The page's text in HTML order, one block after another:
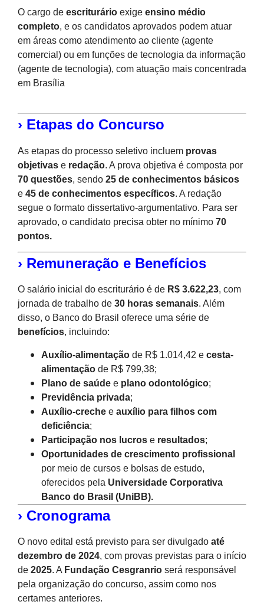
O cargo de escriturário exige ensino médio
completo, e os candidatos aprovados podem atuar
em áreas como atendimento ao cliente (agente
comercial) ou em funções de tecnologia da informação
(agente de tecnologia), com atuação mais concentrada
em Brasília​
› Etapas do Concurso
As etapas do processo seletivo incluem provas
objetivas e redação. A prova objetiva é composta por
70 questões, sendo 25 de conhecimentos básicos
e 45 de conhecimentos específicos. A redação
segue o formato dissertativo-argumentativo. Para ser
aprovado, o candidato precisa obter no mínimo 70
pontos.
› Remuneração e Benefícios
O salário inicial do escriturário é de R$ 3.622,23, com
jornada de trabalho de 30 horas semanais. Além
disso, o Banco do Brasil oferece uma série de
benefícios, incluindo:
Auxílio-alimentação de R$ 1.014,42 e cesta-
alimentação de R$ 799,38;
Plano de saúde e plano odontológico;
Previdência privada;
Auxílio-creche e auxílio para filhos com
deficiência;
Participação nos lucros e resultados;
Oportunidades de crescimento profissional
por meio de cursos e bolsas de estudo,
oferecidos pela Universidade Corporativa
Banco do Brasil (UniBB).
› Cronograma
O novo edital está previsto para ser divulgado até
dezembro de 2024, com provas previstas para o início
de 2025. A Fundação Cesgranrio será responsável
pela organização do concurso, assim como nos
certames anteriores.